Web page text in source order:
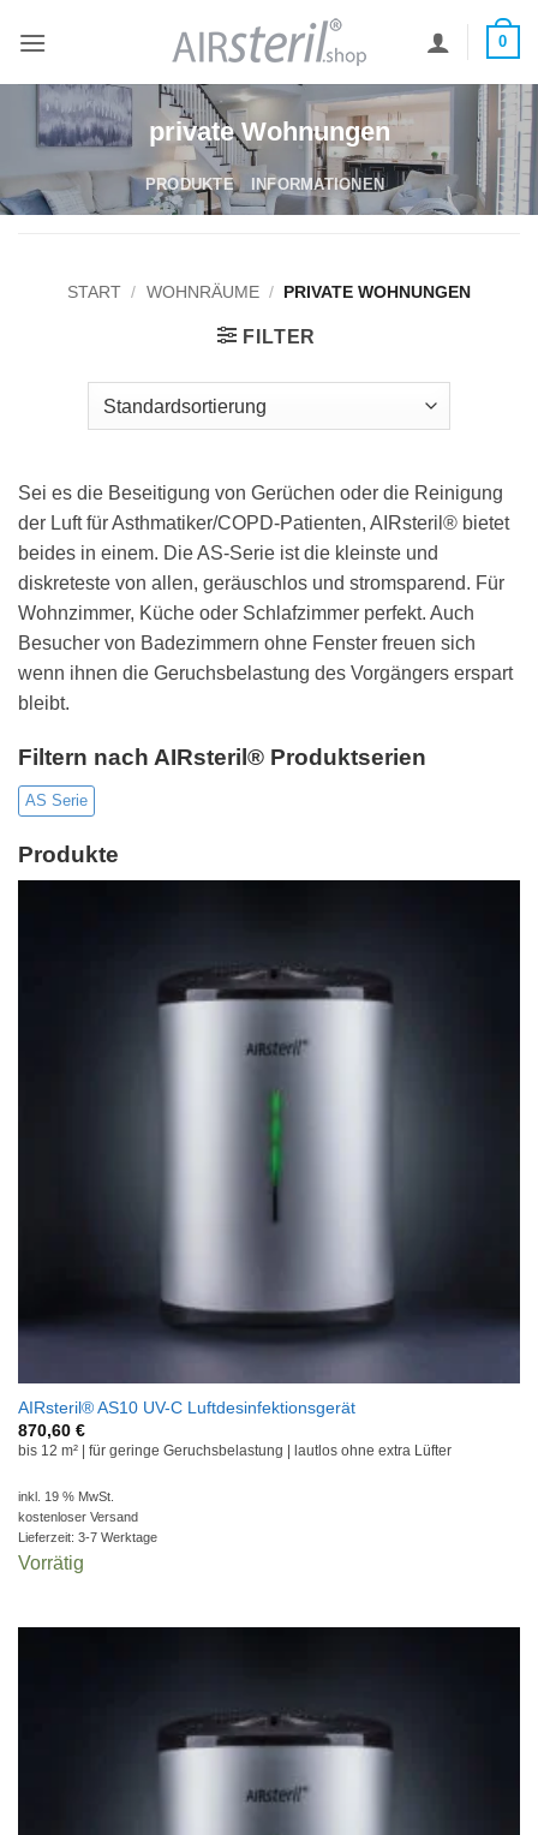
Inhalt
0
private Wohnungen
PRODUKTE INFORMATIONEN
START / WOHNRÄUME / PRIVATE WOHNUNGEN
FILTER
Sei es die Beseitigung von Gerüchen oder die Reinigung
der Luft für Asthmatiker/COPD-Patienten, AIRsteril® bietet
beides in einem. Die AS-Serie ist die kleinste und
diskreteste von allen, geräuschlos und stromsparend. Für
Wohnzimmer, Küche oder Schlafzimmer perfekt. Auch
Besucher von Badezimmern ohne Fenster freuen sich
wenn ihnen die Geruchsbelastung des Vorgängers erspart
bleibt.
Filtern nach AIRsteril® Produktserien
AS Serie
Produkte
AIRsteril® AS10 UV-C Luftdesinfektionsgerät
870,60 €
bis 12 m² | für geringe Geruchsbelastung | lautlos ohne extra Lüfter
inkl. 19 % MwSt.
kostenloser Versand
Lieferzeit: 3-7 Werktage
Vorrätig